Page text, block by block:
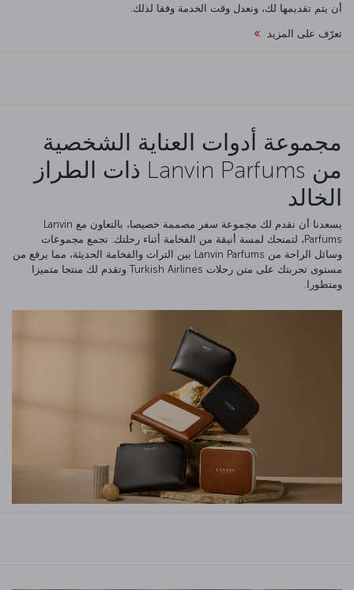
أن يتم تقديمها لك، ونعدل وقت الخدمة وفقا لذلك.
تعرّف على المزيد
مجموعة أدوات العناية الشخصية
من Lanvin Parfums ذات الطراز
الخالد
يسعدنا أن نقدم لك مجموعة سفر مصممة خصيصا، بالتعاون مع Lanvin
Parfums، لتمنحك لمسة أنيقة من الفخامة أثناء رحلتك. تجمع مجموعات
وسائل الراحة من Lanvin Parfums بين التراث والفخامة الحديثة، مما يرفع من
مستوى تجربتك على متن رحلات Turkish Airlines وتقدم لك منتجا متميزا
ومتطورا.